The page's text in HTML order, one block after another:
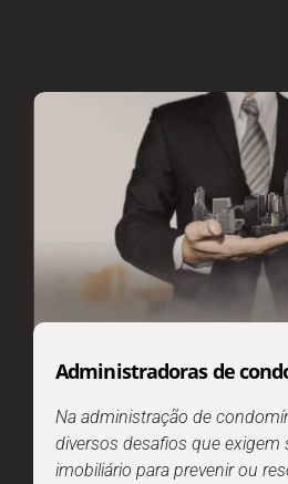
Administradoras de
Na administração de
diversos desafios que exigem
imobiliário para prevenir ou